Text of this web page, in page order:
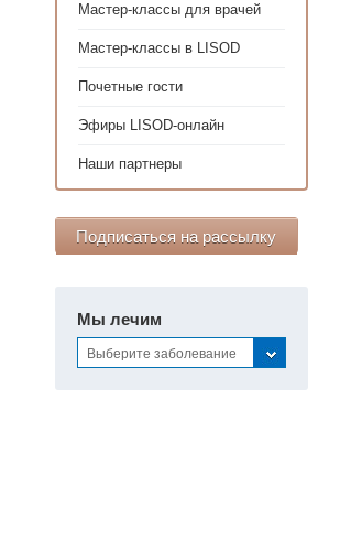
Мастер-классы для врачей
Мастер-классы в LISOD
Почетные гости
Эфиры LISOD-онлайн
Наши партнеры
Подписаться на рассылку
Мы лечим
Выберите заболевание